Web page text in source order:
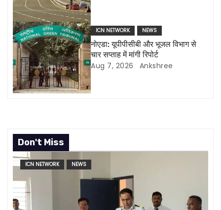
i
o
n
ICN NETWORK NEWS
नोएडा: यूपीपीसीबी और भूजल विभाग से
चार सप्ताह में मांगी रिपोर्ट
Aug 7, 2026 Ankshree
Don't Miss
ICN NETWORK NEWS